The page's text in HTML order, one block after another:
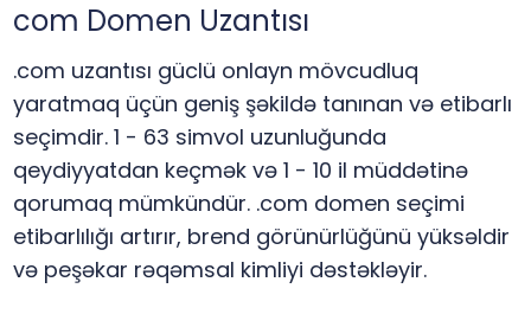
com Domen Uzantısı
.com uzantısı güclü onlayn mövcudluq
yaratmaq üçün geniş şəkildə tanınan və etibarlı
seçimdir. 1 - 63 simvol uzunluğunda
qeydiyyatdan keçmək və 1 - 10 il müddətinə
qorumaq mümkündür. .com domen seçimi
etibarlılığı artırır, brend görünürlüğünü yüksəldir
və peşəkar rəqəmsal kimliyi dəstəkləyir.